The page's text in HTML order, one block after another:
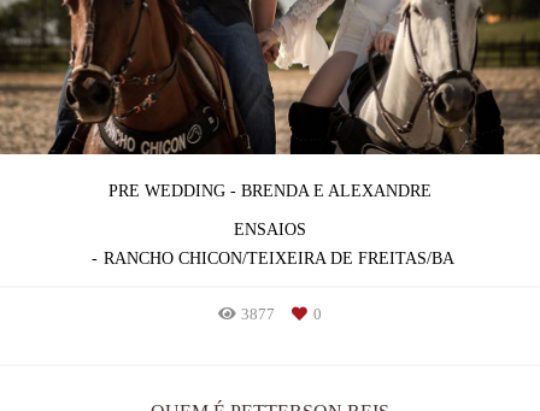
PRE WEDDING - BRENDA E ALEXANDRE
ENSAIOS
RANCHO CHICON/TEIXEIRA DE FREITAS/BA
3877 0